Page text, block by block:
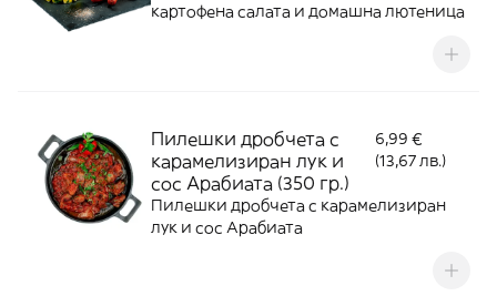
картофена салата и домашна лютеница
Пилешки дробчета с
карамелизиран лук и
сос Арабиата (350 гр.)
6,99 €
(13,67 лв.)
Пилешки дробчета с карамелизиран
лук и сос Арабиата